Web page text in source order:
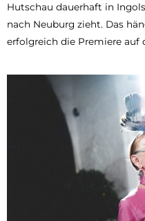
Hutschau dauerhaft in
nach Neuburg zieht. Das
erfolgreich die Premiere auf